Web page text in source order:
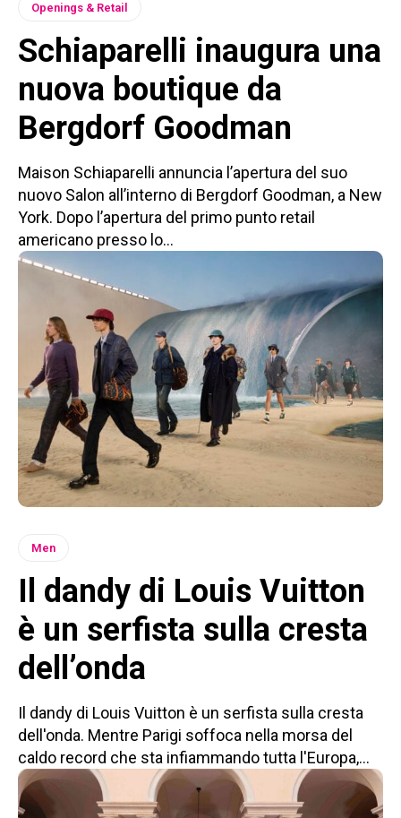
Openings & Retail
Schiaparelli inaugura una
nuova boutique da
Bergdorf Goodman
Maison Schiaparelli annuncia l’apertura del suo
nuovo Salon all’interno di Bergdorf Goodman, a New
York. Dopo l’apertura del primo punto retail
americano presso lo...
Men
Il dandy di Louis Vuitton
è un serfista sulla cresta
dell’onda
Il dandy di Louis Vuitton è un serfista sulla cresta
dell'onda. Mentre Parigi soffoca nella morsa del
caldo record che sta infiammando tutta l'Europa,...